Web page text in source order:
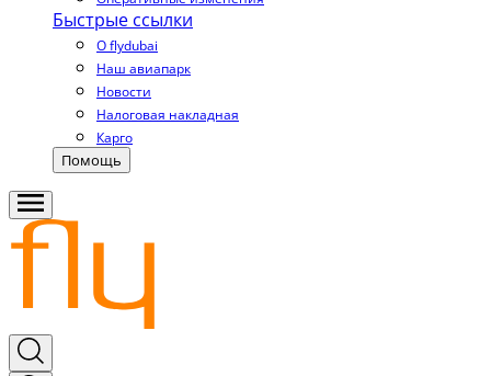
Быстрые ссылки
О flydubai
Наш авиапарк
Новости
Налоговая накладная
Карго
Помощь